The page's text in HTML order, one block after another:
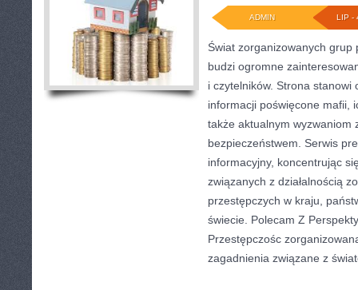
LIP -
ADMIN
Świat zorganizowanych grup
budzi ogromne
i czytelników. Strona stanowi
informacji poświęcone mafii,
także aktualnym wyzwaniom
bezpieczeństwem. Serwis
informacyjny, koncentrując
związanych z działalnością
przestępczych w kraju,
świecie. Polecam Z
Przestępczośc
zagadnienia związane z